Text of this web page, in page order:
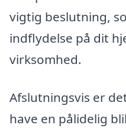
vigtig beslutning,
indflydelse på dit
virksomhed.
Afslutningsvis er
have en pålidelig